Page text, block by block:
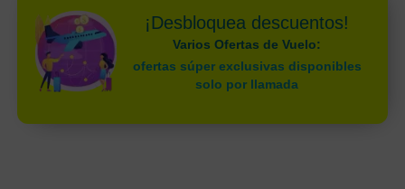
¡Desbloquea descuentos!
Varios Ofertas de Vuelo:
ofertas súper exclusivas disponibles
solo por llamada